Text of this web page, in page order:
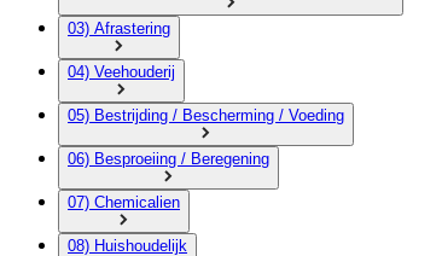
03) Afrastering
04) Veehouderij
05) Bestrijding / Bescherming / Voeding
06) Besproeiing / Beregening
07) Chemicalien
08) Huishoudelijk